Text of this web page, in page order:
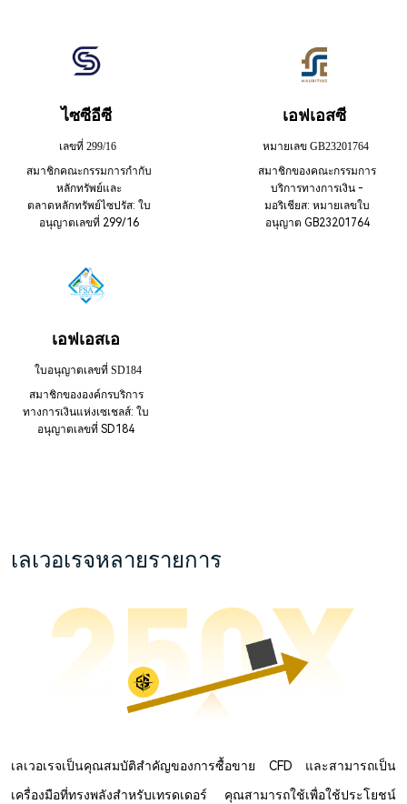
ไซซีอีซี
เลขที่ 299/16
สมาชิกคณะกรรมการกำกับ
หลักทรัพย์และ
ตลาดหลักทรัพย์ไซปรัส: ใบ
อนุญาตเลขที่ 299/16
เอฟเอสซี
หมายเลข GB23201764
สมาชิกของคณะกรรมการ
บริการทางการเงิน -
มอริเชียส: หมายเลขใบ
อนุญาต GB23201764
เอฟเอสเอ
ใบอนุญาตเลขที่ SD184
สมาชิกขององค์กรบริการ
ทางการเงินแห่งเซเชลส์: ใบ
อนุญาตเลขที่ SD184
เลเวอเรจหลายรายการ
เลเวอเรจเป็นคุณสมบัติสำคัญของการซื้อขาย CFD และสามารถเป็น
เครื่องมือที่ทรงพลังสำหรับเทรดเดอร์ คุณสามารถใช้เพื่อใช้ประโยชน์